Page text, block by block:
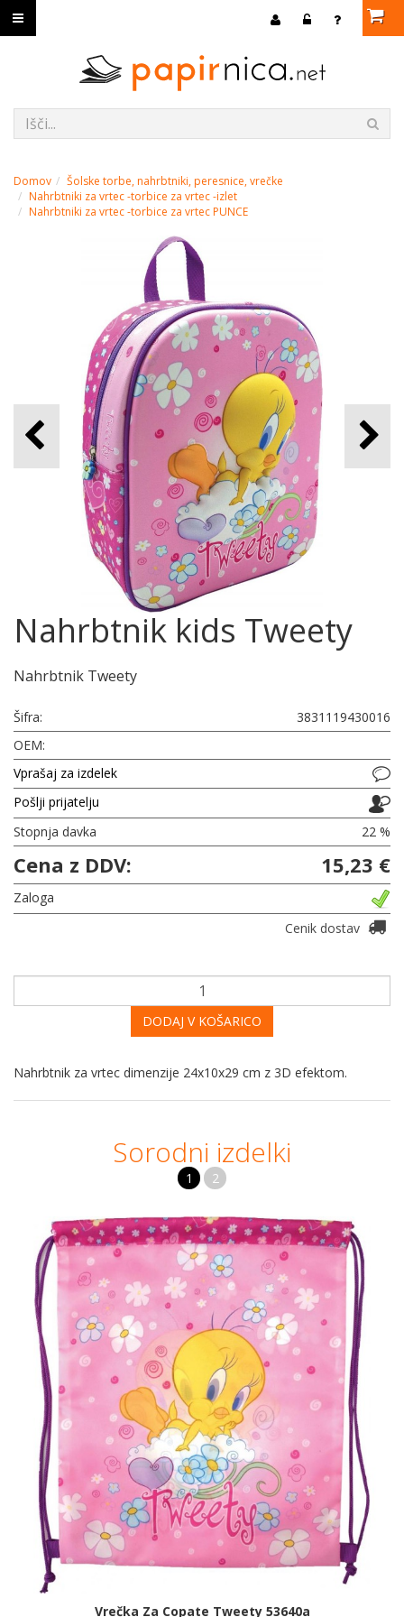
Domov
Šolske torbe, nahrbtniki, peresnice, vrečke
Nahrbtniki za vrtec -torbice za vrtec -izlet
Nahrbtniki za vrtec -torbice za vrtec PUNCE
Nahrbtnik kids Tweety
Nahrbtnik Tweety
Šifra:
3831119430016
OEM:
Vprašaj za izdelek
Pošlji prijatelju
Stopnja davka
22 %
Cena z DDV: 15,23 €
Zaloga
Cenik dostav
DODAJ V KOŠARICO
Nahrbtnik za vrtec dimenzije 24x10x29 cm z 3D efektom.
Sorodni izdelki
1 2
Vrečka Za Copate Tweety 53640a